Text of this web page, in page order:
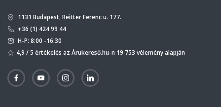
1131 Budapest, Reitter Ferenc u. 177.
+36 (1) 424 99 44
H-P: 8:00 -16:30
4,9 / 5 értékelés az Árukereső.hu-n 19 753 vélemény alapján